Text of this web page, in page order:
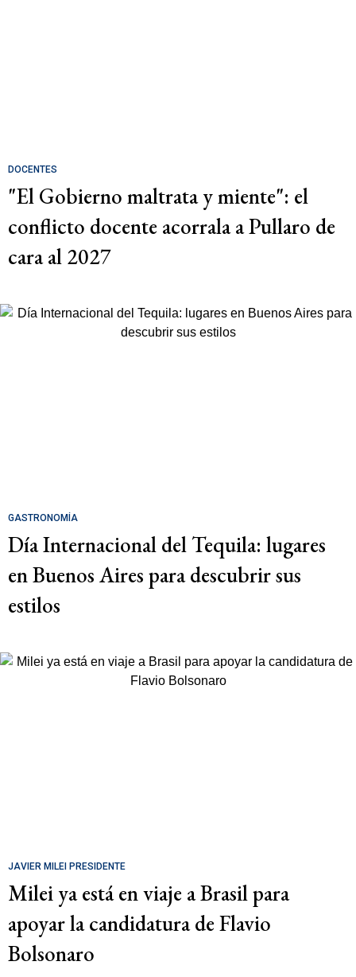
DOCENTES
"El Gobierno maltrata y miente": el
conflicto docente acorrala a Pullaro de
cara al 2027
GASTRONOMÍA
Día Internacional del Tequila: lugares
en Buenos Aires para descubrir sus
estilos
JAVIER MILEI PRESIDENTE
Milei ya está en viaje a Brasil para
apoyar la candidatura de Flavio
Bolsonaro